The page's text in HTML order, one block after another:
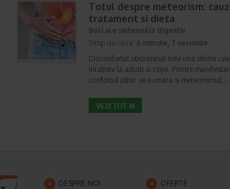
Totul despre meteorism:
tratament si dieta
Boli ale sistemului digestiv
Timp de citire: 6 minute, 7 secunde
Disconfortul abdominal este una dintre
intalnite la adulti si copii. Printre
confortul zilnic se numara si meteorismul,…
DESPRE NOI OFERTE